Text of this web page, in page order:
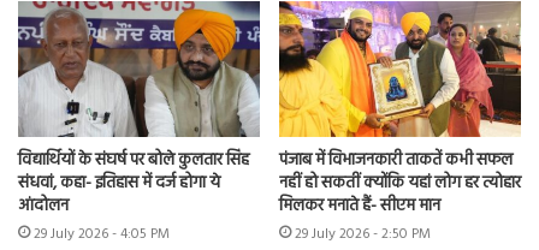
विद्यार्थियों के संघर्ष पर बोले कुलतार सिंह
संधवां, कहा- इतिहास में दर्ज होगा ये
आंदोलन
29 July 2026 - 4:05 PM
पंजाब में विभाजनकारी ताकतें कभी सफल
नहीं हो सकतीं क्योंकि यहां लोग हर त्योहार
मिलकर मनाते हैं- सीएम मान
29 July 2026 - 2:50 PM